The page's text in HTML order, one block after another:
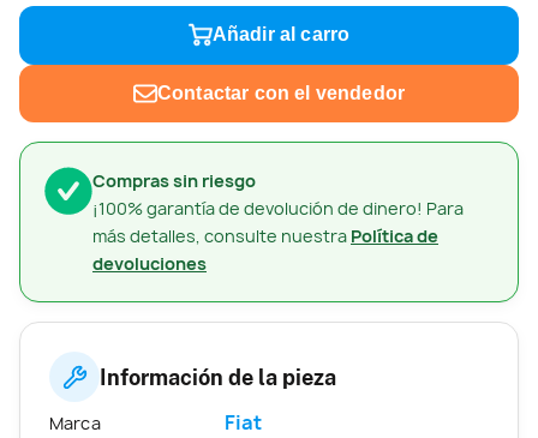
Compras sin riesgo
¡100% garantía de devolución de dinero! Para
más detalles, consulte nuestra Política de
devoluciones
Añadir al carro
Contactar con el vendedor
Información de la pieza
Marca Fiat